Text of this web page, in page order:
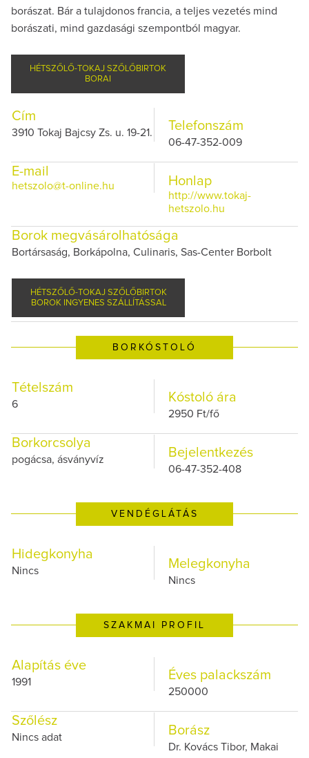
borászat. Bár a tulajdonos francia, a teljes vezetés mind
borászati, mind gazdasági szempontból magyar.
HÉTSZŐLŐ-TOKAJ SZŐLŐBIRTOK
BORAI
Cím
3910 Tokaj Bajcsy Zs. u. 19-21. Telefonszám
06-47-352-009
E-mail
hetszolo@t-online.hu Honlap
http://www.tokaj-
hetszolo.hu
Borok megvásárolhatósága
Bortársaság, Borkápolna, Culinaris, Sas-Center Borbolt
HÉTSZŐLŐ-TOKAJ SZŐLŐBIRTOK
BOROK INGYENES SZÁLLÍTÁSSAL
BORKÓSTOLÓ
Tételszám
6 Kóstoló ára
2950 Ft/fő
Borkorcsolya
pogácsa, ásványvíz Bejelentkezés
06-47-352-408
VENDÉGLÁTÁS
Hidegkonyha
Nincs Melegkonyha
Nincs
SZAKMAI PROFIL
Alapítás éve
1991 Éves palackszám
250000
Szőlész
Nincs adat Borász
Dr. Kovács Tibor, Makai